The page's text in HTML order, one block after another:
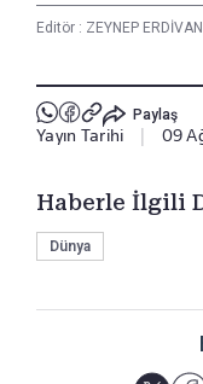
Editör : ZEYNEP
Paylaş
Yayın Tarihi 09
Haberle İlgili
Dünya